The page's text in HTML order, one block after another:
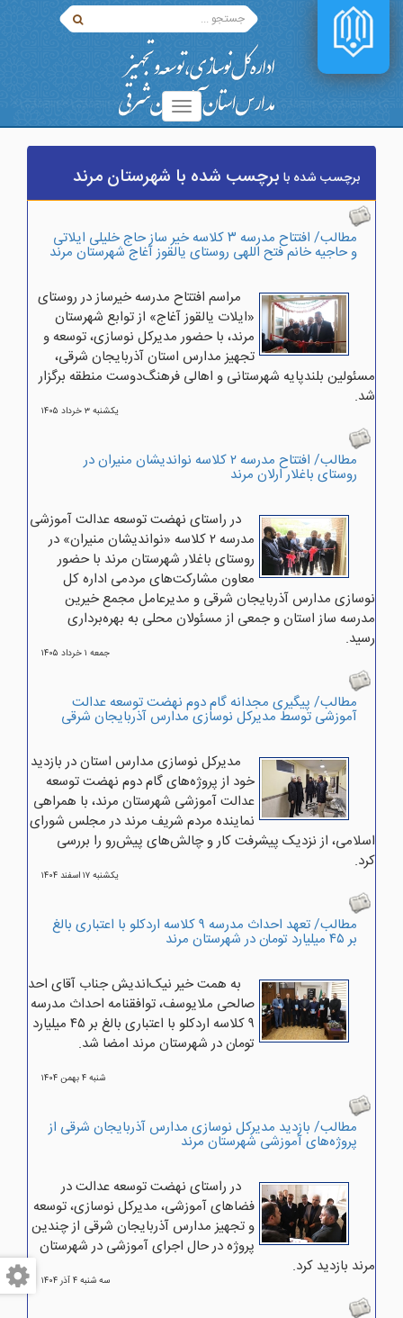
برچسب شده با برچسب شده با شهرستان مرند
مطالب/ افتتاح مدرسه ۳ کلاسه خیر ساز حاج خلیلی ایلاتی
و حاجیه خانم فتح اللهی روستای یالقوز آغاج شهرستان مرند
مراسم افتتاح مدرسه خیرساز در روستای
«ایلات یالقوز آغاج» از توابع شهرستان
مرند، با حضور مدیرکل نوسازی، توسعه و
تجهیز مدارس استان آذربایجان شرقی،
مسئولین بلندپایه شهرستانی و اهالی فرهنگ‌دوست منطقه برگزار
شد.
يکشنبه ۳ خرداد ۱۴۰۵
مطالب/ افتتاح مدرسه ۲ کلاسه نواندیشان منیران در
روستای باغلار ارلان مرند
در راستای نهضت توسعه عدالت آموزشی
مدرسه ۲ کلاسه «نواندیشان منیران» در
روستای باغلار شهرستان مرند با حضور
معاون مشارکت‌های مردمی اداره کل
نوسازی مدارس آذربایجان شرقی و مدیرعامل مجمع خیرین
مدرسه ساز استان و جمعی از مسئولان محلی به بهره‌برداری
رسید.
جمعه ۱ خرداد ۱۴۰۵
مطالب/ پیگیری مجدانه گام دوم نهضت توسعه عدالت
آموزشی توسط مدیرکل نوسازی مدارس آذربایجان شرقی
مدیرکل نوسازی مدارس استان در بازدید
خود از پروژه‌های گام دوم نهضت توسعه
عدالت آموزشی شهرستان مرند، با همراهی
نماینده مردم شریف مرند در مجلس شورای
اسلامی، از نزدیک پیشرفت کار و چالش‌های پیش‌رو را بررسی
کرد.
يکشنبه ۱۷ اسفند ۱۴۰۴
مطالب/ تعهد احداث مدرسه ۹ کلاسه اردکلو با اعتباری بالغ
بر ۴۵ میلیارد تومان در شهرستان مرند
به همت خیر نیک‌اندیش جناب آقای احد
صالحی ملایوسف، توافقنامه احداث مدرسه
۹ کلاسه اردکلو با اعتباری بالغ بر ۴۵ میلیارد
تومان در شهرستان مرند امضا شد.
شنبه ۴ بهمن ۱۴۰۴
مطالب/ بازدید مدیرکل نوسازی مدارس آذربایجان شرقی از
پروژه‌های آموزشی شهرستان مرند
در راستای نهضت توسعه عدالت در
فضاهای آموزشی، مدیرکل نوسازی، توسعه
و تجهیز مدارس آذربایجان شرقی از چندین
پروژه‌ در حال اجرای آموزشی در شهرستان
مرند بازدید کرد.
سه شنبه ۴ آذر ۱۴۰۴